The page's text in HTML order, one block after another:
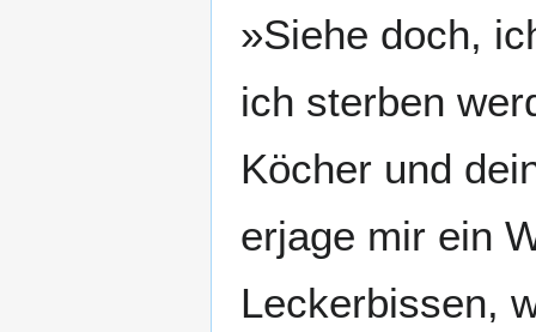
»Siehe doch,
ich sterben
Köcher und
erjage mir ein
Leckerbissen,